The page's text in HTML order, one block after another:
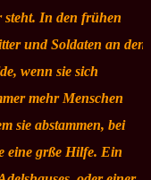
steht. In den frühen
und Soldaten an den
wenn sie sich
mehr Menschen
sie abstammen, bei
eine grße Hilfe. Ein